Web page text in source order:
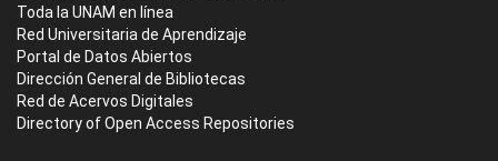
Toda la UNAM en línea
Red Universitaria de Aprendizaje
Portal de Datos Abiertos
Dirección General de Bibliotecas
Red de Acervos Digitales
Directory of Open Access Repositories